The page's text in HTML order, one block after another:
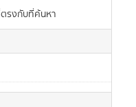
รงกับที่ค้นหา